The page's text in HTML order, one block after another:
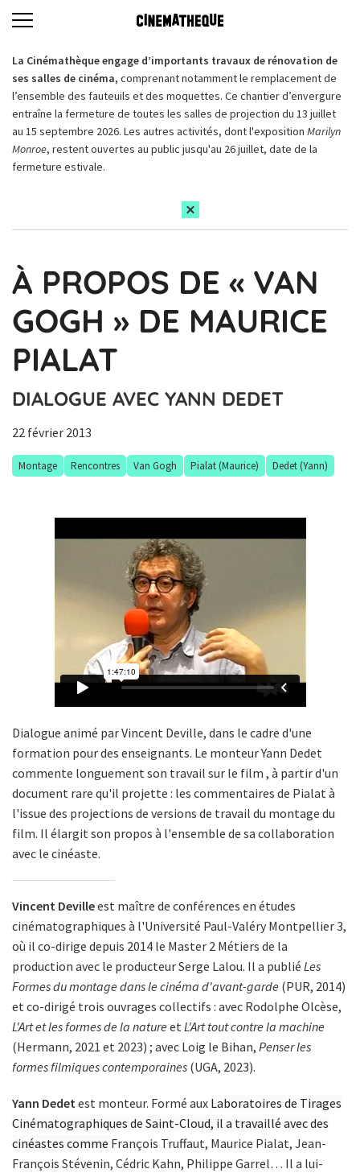
La Cinémathèque engage d’importants travaux de rénovation de
ses salles de cinéma, comprenant notamment le remplacement de
l’ensemble des fauteuils et des moquettes. Ce chantier d’envergure
entraîne la fermeture de toutes les salles de projection du 13 juillet
au 15 septembre 2026. Les autres activités, dont l'exposition Marilyn
Monroe, restent ouvertes au public jusqu'au 26 juillet, date de la
fermeture estivale.
À PROPOS DE « VAN
GOGH » DE MAURICE
PIALAT
DIALOGUE AVEC YANN DEDET
22 février 2013
Montage Rencontres Van Gogh Pialat (Maurice) Dedet (Yann)
Dialogue animé par Vincent Deville, dans le cadre d'une
formation pour des enseignants. Le monteur Yann Dedet
commente longuement son travail sur le film , à partir d'un
document rare qu'il projette : les commentaires de Pialat à
l'issue des projections de versions de travail du montage du
film. Il élargit son propos à l'ensemble de sa collaboration
avec le cinéaste.
Vincent Devilleest maître de conférences en études
cinématographiques à l'Université Paul-Valéry Montpellier 3,
où il co-dirige depuis 2014 le Master 2 Métiers de la
production avec le producteur Serge Lalou. Il a publié Les
Formes du montage dans le cinéma d'avant-garde (PUR, 2014)
et co-dirigé trois ouvrages collectifs : avec Rodolphe Olcèse,
L'Art et les formes de la nature etL'Art tout contre la machine
(Hermann, 2021 et 2023) ; avec Loig le Bihan, Penser les
formes filmiques contemporaines (UGA, 2023).
Yann Dedetest monteur. Formé aux Laboratoires de Tirages
Cinématographiques de Saint-Cloud, il a travaillé avec des
cinéastes comme François Truffaut, Maurice Pialat, Jean-
François Stévenin, Cédric Kahn, Philippe Garrel… Il a lui-